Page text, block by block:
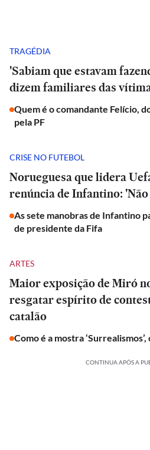
TRAGÉDIA
'Sabiam que estavam
dizem familiares das
Quem é o comandante Felício,
pela PF
CRISE NO FUTEBOL
Norueguesa que lidera
renúncia de Infantino:
As sete manobras de Infantino
de presidente da Fifa
ARTES
Maior exposição de Miró
resgatar espírito de
catalão
Como é a mostra
CONTINUA APÓS A